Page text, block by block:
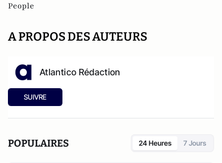
People
A PROPOS DES AUTEURS
Atlantico Rédaction
SUIVRE
POPULAIRES 24 Heures 7 Jours